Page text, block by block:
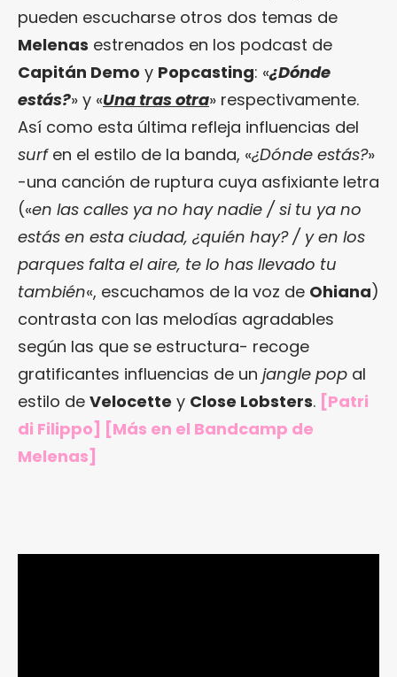
pueden escucharse otros dos temas de
Melenas estrenados en los podcast de
Capitán Demo y Popcasting: «¿Dónde
estás?» y «Una tras otra» respectivamente.
Así como esta última refleja influencias del
surfen el estilo de la banda, «¿Dónde estás?»
-una canción de ruptura cuya asfixiante letra
(«en las calles ya no hay nadie / si tu ya no
estás en esta ciudad, ¿quién hay? / y en los
parques falta el aire, te lo has llevado tu
también«, escuchamos de la voz de Ohiana)
contrasta con las melodías agradables
según las que se estructura- recoge
gratificantes influencias de un jangle pop al
estilo de Velocette y Close Lobsters. [Patri
di Filippo] [Más en el Bandcamp de
Melenas]